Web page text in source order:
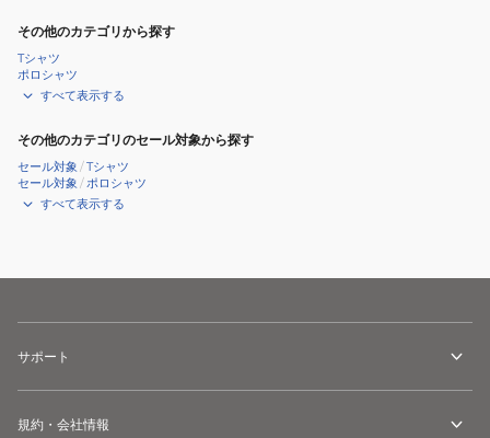
その他のカテゴリから探す
Tシャツ
ポロシャツ
すべて表示する
その他のカテゴリのセール対象から探す
セール対象 /Tシャツ
セール対象 /ポロシャツ
すべて表示する
サポート
規約・会社情報